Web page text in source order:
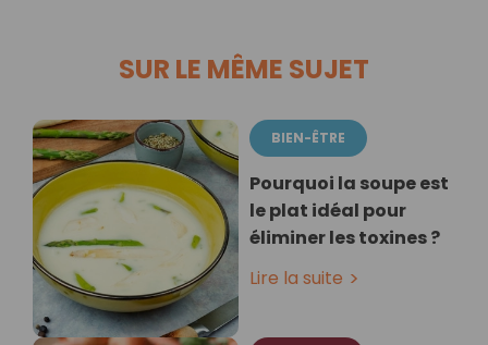
SUR LE MÊME SUJET
BIEN-ÊTRE
Pourquoi la soupe est
le plat idéal pour
éliminer les toxines ?
Lire la suite